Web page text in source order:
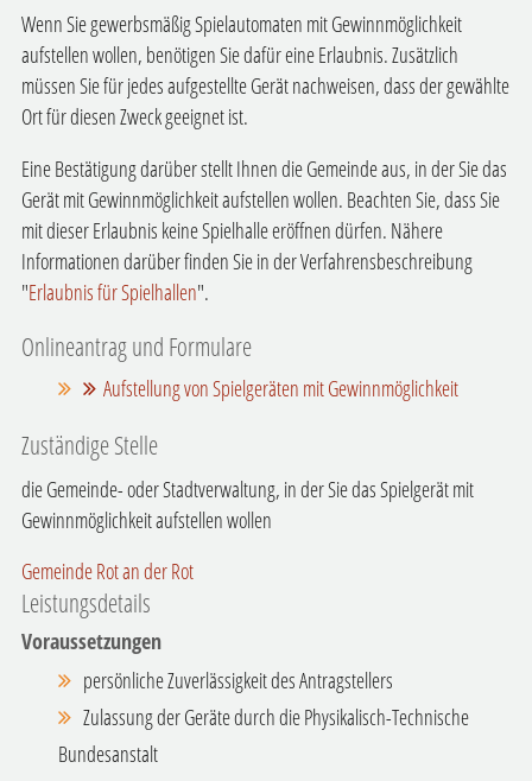
Wenn Sie gewerbsmäßig Spielautomaten mit Gewinnmöglichkeit
aufstellen wollen, benötigen Sie dafür eine Erlaubnis. Zusätzlich
müssen Sie für jedes aufgestellte Gerät nachweisen, dass der gewählte
Ort für diesen Zweck geeignet ist.
Eine Bestätigung darüber stellt Ihnen die Gemeinde aus, in der Sie das
Gerät mit Gewinnmöglichkeit aufstellen wollen. Beachten Sie, dass Sie
mit dieser Erlaubnis keine Spielhalle eröffnen dürfen. Nähere
Informationen darüber finden Sie in der Verfahrensbeschreibung
"Erlaubnis für Spielhallen".
Onlineantrag und Formulare
Aufstellung von Spielgeräten mit Gewinnmöglichkeit
Zuständige Stelle
die Gemeinde- oder Stadtverwaltung, in der Sie das Spielgerät mit
Gewinnmöglichkeit aufstellen wollen
Gemeinde Rot an der Rot
Leistungsdetails
Voraussetzungen
persönliche Zuverlässigkeit des Antragstellers
Zulassung der Geräte durch die Physikalisch-Technische
Bundesanstalt